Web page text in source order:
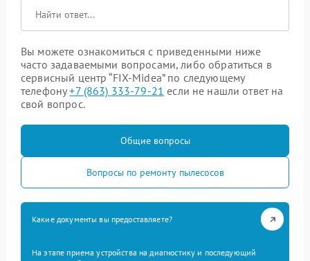
Вы можете ознакомиться с приведенными ниже
часто задаваемыми вопросами, либо обратиться в
сервисный центр “FIX-Midea” по следующему
телефону+7 (863) 333-79-21 если не нашли ответ на
свой вопрос.
Общие вопросы
Вопросы по ремонту пылесосов
Какие документы вы предоставляете?
На этапе приема устройства на диагностику и последующий